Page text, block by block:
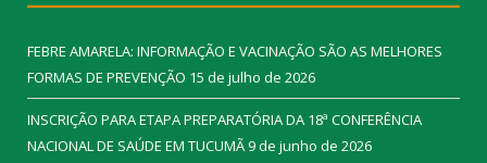
FEBRE AMARELA: INFORMAÇÃO E VACINAÇÃO SÃO AS MELHORES
FORMAS DE PREVENÇÃO 15 de julho de 2026
INSCRIÇÃO PARA ETAPA PREPARATÓRIA DA 18ª CONFERÊNCIA
NACIONAL DE SAÚDE EM TUCUMÃ9 de junho de 2026